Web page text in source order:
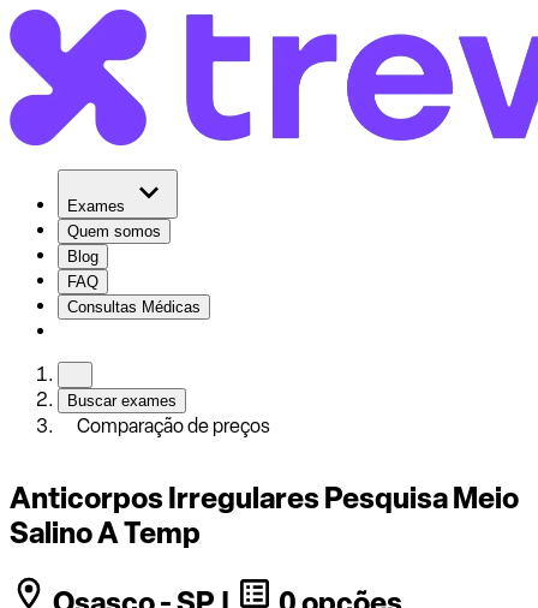
Exames
Quem somos
Blog
FAQ
Consultas Médicas
Buscar exames
Comparação de preços
Anticorpos Irregulares Pesquisa Meio
Salino A Temp